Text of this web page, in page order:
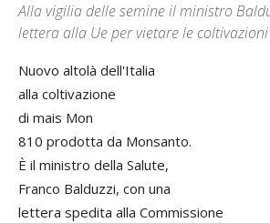
Alla vigilia delle semine il ministro
lettera alla Ue per vietare le coltivazioni
Nuovo altolà dell'Italia
alla coltivazione
di mais Mon
810 prodotta da Monsanto.
È il ministro della Salute,
Franco Balduzzi, con una
lettera spedita alla Commissione